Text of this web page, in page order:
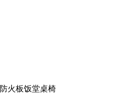
火板饭堂桌椅